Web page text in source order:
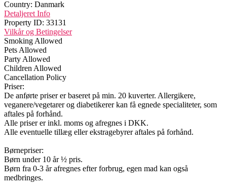
Country: Danmark
Detaljeret Info
Property ID: 33131
Vilkår og Betingelser
Smoking Allowed
Pets Allowed
Party Allowed
Children Allowed
Cancellation Policy
Priser:
De anførte priser er baseret på min. 20 kuverter. Allergikere,
veganere/vegetarer og diabetikerer kan få egnede specialiteter, som
aftales på forhånd.
Alle priser er inkl. moms og afregnes i DKK.
Alle eventuelle tillæg eller ekstragebyrer aftales på forhånd.
Børnepriser:
Børn under 10 år ½ pris.
Børn fra 0-3 år afregnes efter forbrug, egen mad kan også
medbringes.